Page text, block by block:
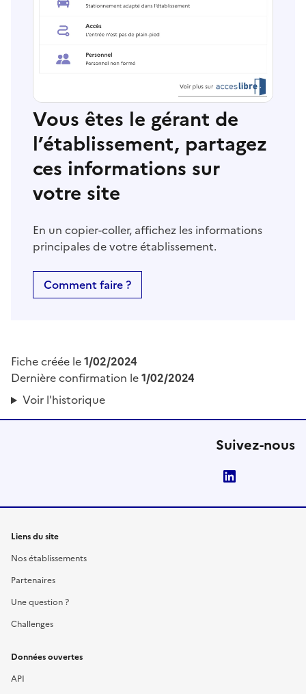
Vous êtes le gérant de
l’établissement, partagez
ces informations sur
votre site
En un copier-coller, affichez les informations
principales de votre établissement.
Comment faire ?
Fiche créée le1/02/2024
Dernière confirmation le1/02/2024
Voir l'historique
Suivez-nous
Liens du site
Nos établissements
Partenaires
Une question ?
Challenges
Données ouvertes
API